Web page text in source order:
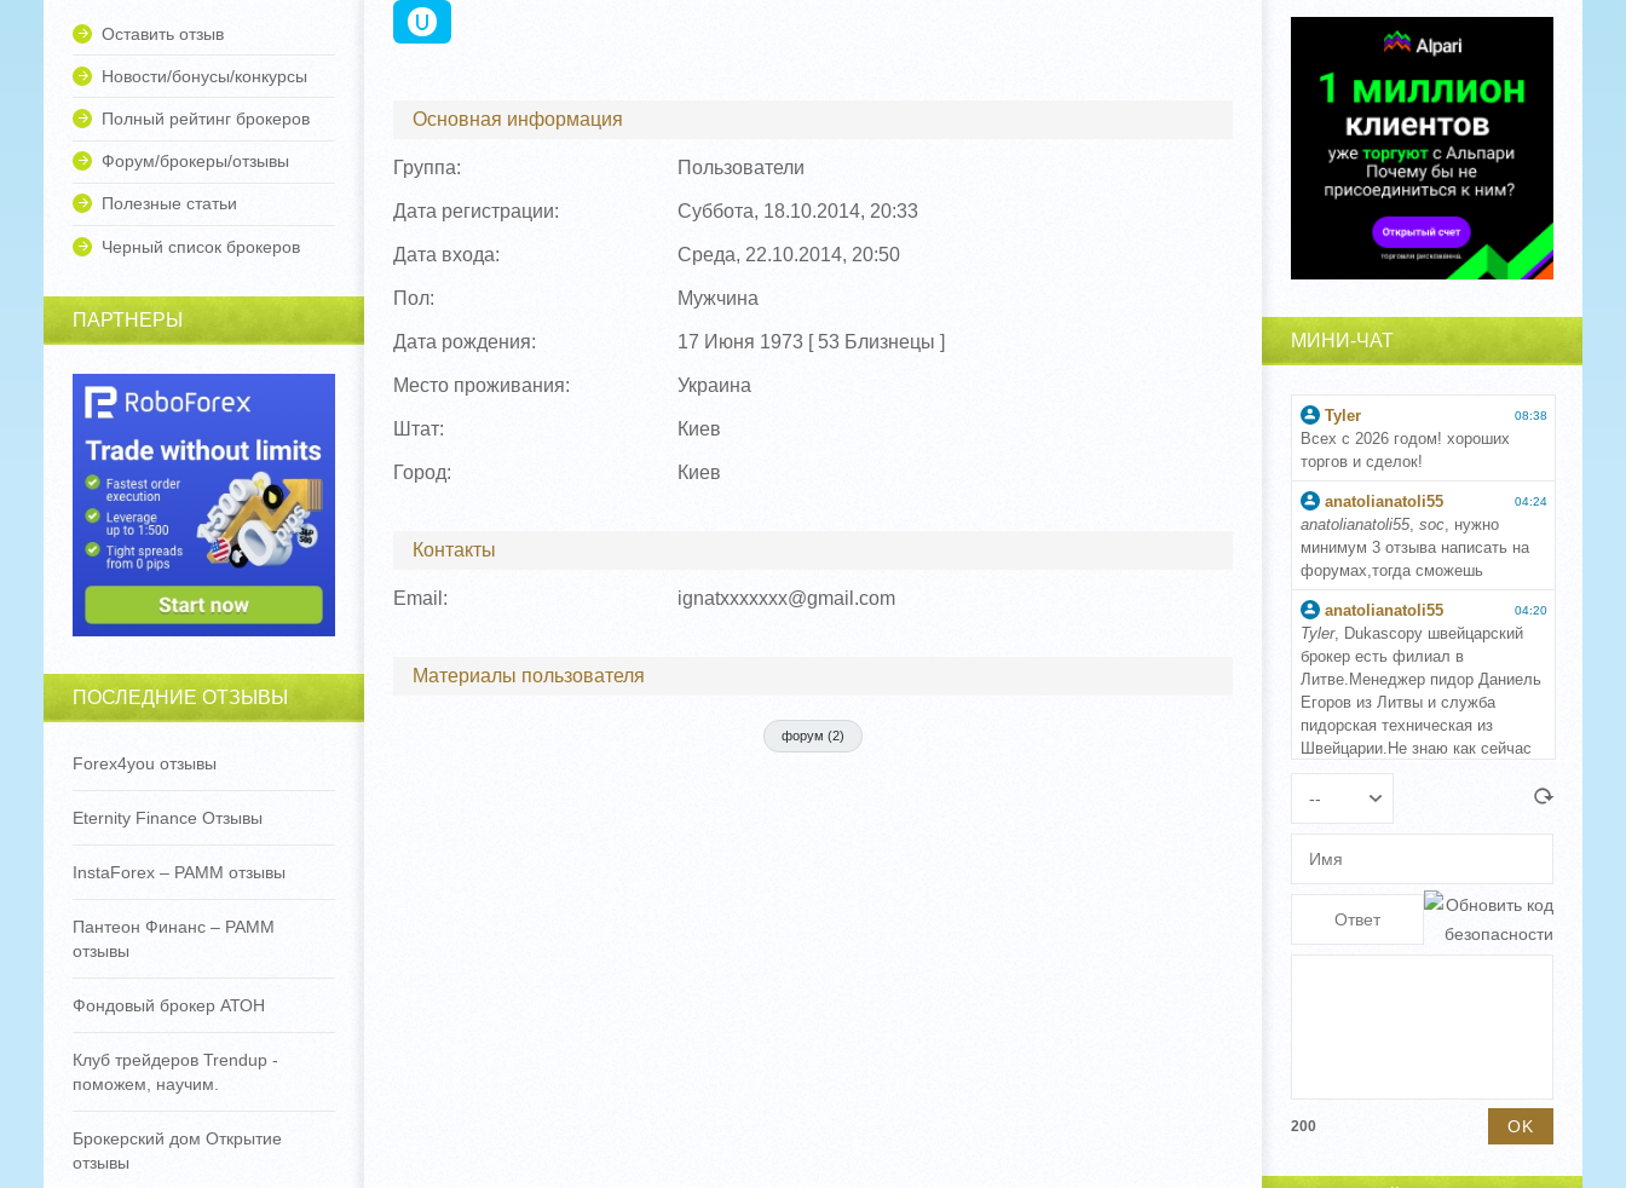
Основная информация
Группа: Пользователи
Дата регистрации: Суббота, 18.10.2014, 20:33
Дата входа: Среда, 22.10.2014, 20:50
Пол: Мужчина
Дата рождения: 17 Июня 1973 [53 Близнецы ]
Место проживания: Украина
Штат: Киев
Город: Киев
Контакты
Email: ignatxxxxxxx@gmail.com
Материалы пользователя
форум (2)
Оставить отзыв
Новости/бонусы/конкурсы
Полный рейтинг брокеров
Форум/брокеры/отзывы
Полезные статьи
Черный список брокеров
ПАРТНЕРЫ
ПОСЛЕДНИЕ ОТЗЫВЫ
Forex4you отзывы
Eternity Finance Отзывы
InstaForex – PAMM отзывы
Пантеон Финанс – PAMM
отзывы
Фондовый брокер АТОН
Клуб трейдеров Trendup -
поможем, научим.
Брокерский дом Открытие
отзывы
МИНИ-ЧАТ
200